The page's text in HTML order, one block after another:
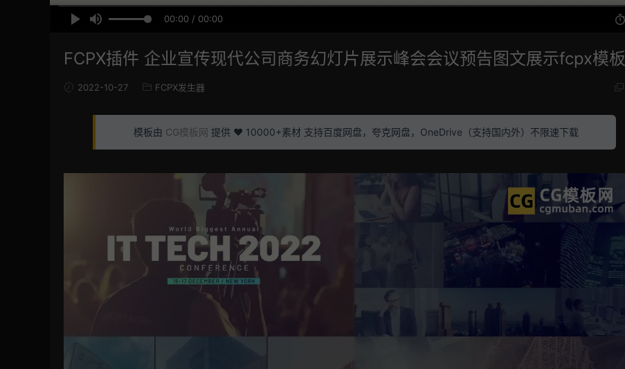
00:00 / 00:00
FCPX插件 企业宣传现代公司商务幻灯片展示峰会会议预告图文展示fcpx模板
2022-10-27 FCPX发生器
模板由 CG模板网 提供 ❤️ 10000+素材 支持百度网盘，夸克网盘，OneDrive（支持国内外）不限速下载